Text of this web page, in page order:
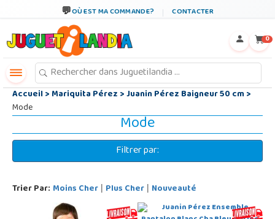
OÙ EST MA COMMANDE? CONTACTER
0
Accueil>Mariquita Pérez>Juanin Pérez Baigneur 50 cm>
Mode
Mode
Filtrer par:
Trier Par: Moins Cher | Plus Cher | Nouveauté